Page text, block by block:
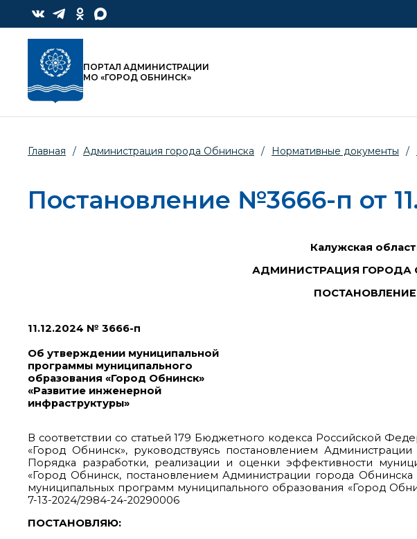
ПОРТАЛ АДМИНИСТРАЦИИ
МО «ГОРОД ОБНИНСК»
Главная / Администрация города Обнинска / Нормативные документы /
Постановление №3666-п от
Калужская
АДМИНИСТРАЦИЯ ГОРОДА
ПОСТАНОВЛЕНИЕ
11.12.2024 № 3666-п
Об утверждении муниципальной
программы муниципального
образования «Город Обнинск»
«Развитие инженерной
инфраструктуры»
В соответствии со статьей 179 Бюджетного кодекса Российской
«Город Обнинск», руководствуясь постановлением
Порядка разработки, реализации и оценки эффективности
«Город Обнинск, постановлением Администрации города
муниципальных программ муниципального образования «Город
7-13-2024/2984-24-20290006
ПОСТАНОВЛЯЮ: